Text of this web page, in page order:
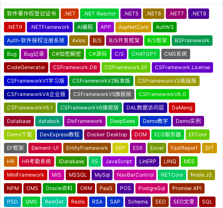
软件著作权登记证书 .NET .NET Reactor .NET5 .NET6 .NET7 .NET8
.NET9 .NETFramework AI编程 APP AspNetCore AuthV3
Auth-软件授权注册系统 Axios B/S B/S开发框架 B/S框架 BSFramework
Bug Bug记录 C#加密解密 C#源码 C/S CHATGPT CMS系统
CodeGenerator CSFramework.DB CSFramework.EF CSFramework.License
CSFrameworkV1学习版 CSFrameworkV2标准版 CSFrameworkV3高级版
CSFrameworkV4企业版 CSFrameworkV5旗舰版 CSFrameworkV6.0
CSFrameworkV6.1 CSFrameworkV6旗舰版 DAL数据访问层 DaMeng
Database datalock DbFramework DeepSeek Demo教学 Demo实例
Demo下载 DevExpress教程 Docker Desktop DOM ECS服务器 EFCore
EF框架 Element-UI EntityFramework ERP ES6 Excel FastReport GIT
HR HR考勤系统 IDatabase IIS JavaScript LinERP LINQ MES
MiniFramework MIS MSSQL MySql NavBarControl NETCore Node.JS
NPM OMS Oracle资料 ORM PaaS POS PostgreSql Promise API
PSD QMS RedGet Redis RSA SAP Schema SEO SEO文章 SQL